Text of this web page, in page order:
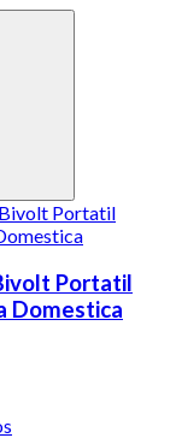
Portatil
Domestica